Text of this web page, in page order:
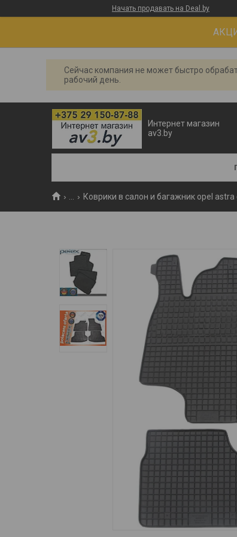
Начать продавать на Deal.by
Сейчас компания не может быстро
рабочий день.
Интернет магазин
av3.by
Коврики в салон и багажник opel